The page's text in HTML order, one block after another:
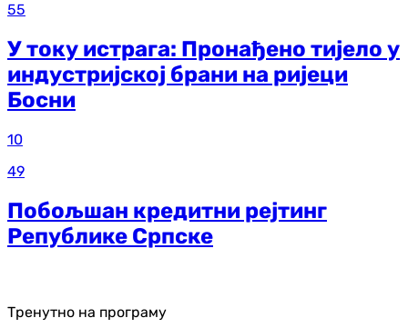
55
У току истрага: Пронађено тијело у
индустријској брани на ријеци
Босни
10
49
Побољшан кредитни рејтинг
Републике Српске
Тренутно на програму